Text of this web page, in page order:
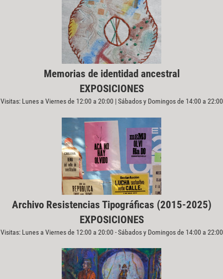
Memorias de identidad ancestral
EXPOSICIONES
Visitas: Lunes a Viernes de 12:00 a 20:00 | Sábados y Domingos de 14:00 a 22:00
Archivo Resistencias Tipográficas (2015-2025)
EXPOSICIONES
Visitas: Lunes a Viernes de 12:00 a 20:00 - Sábados y Domingos de 14:00 a 22:00